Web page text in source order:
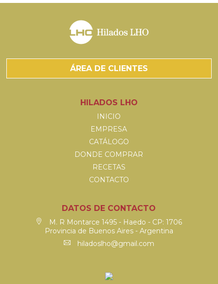
ÁREA DE CLIENTES
HILADOS LHO
INICIO
EMPRESA
CATÁLOGO
DONDE COMPRAR
RECETAS
CONTACTO
DATOS DE CONTACTO
M. R Montarce 1495 - Haedo - CP: 1706
Provincia de Buenos Aires - Argentina
hiladoslho@gmail.com